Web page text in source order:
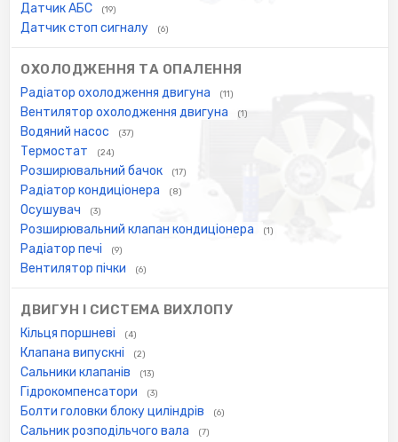
Датчик АБС (19)
Датчик стоп сигналу (6)
ОХОЛОДЖЕННЯ ТА ОПАЛЕННЯ
Радіатор охолодження двигуна (11)
Вентилятор охолодження двигуна (1)
Водяний насос (37)
Термостат (24)
Розширювальний бачок (17)
Радіатор кондиціонера (8)
Осушувач (3)
Розширювальний клапан кондиціонера (1)
Радіатор печі (9)
Вентилятор пічки (6)
ДВИГУН І СИСТЕМА ВИХЛОПУ
Кільця поршневі (4)
Клапана випускні (2)
Сальники клапанів (13)
Гідрокомпенсатори (3)
Болти головки блоку циліндрів (6)
Сальник розподільчого вала (7)